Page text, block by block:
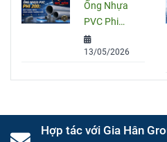
thuật
Ống Nhựa
PVC Phi
200: Quy
Cách, Giá
Trình
13/05/2026
Hợp tác với Gia Hân